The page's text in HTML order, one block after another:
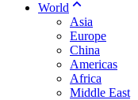
World
Asia
Europe
China
Americas
Africa
Middle East